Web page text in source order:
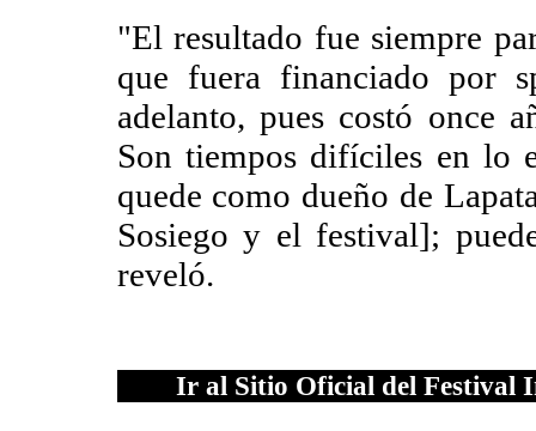
"El resultado fue siempre
que fuera financiado por
adelanto, pues costó once
Son tiempos difíciles en lo
quede como dueño de
Sosiego y el festival];
reveló.
Ir al Sitio Oficial del Festival